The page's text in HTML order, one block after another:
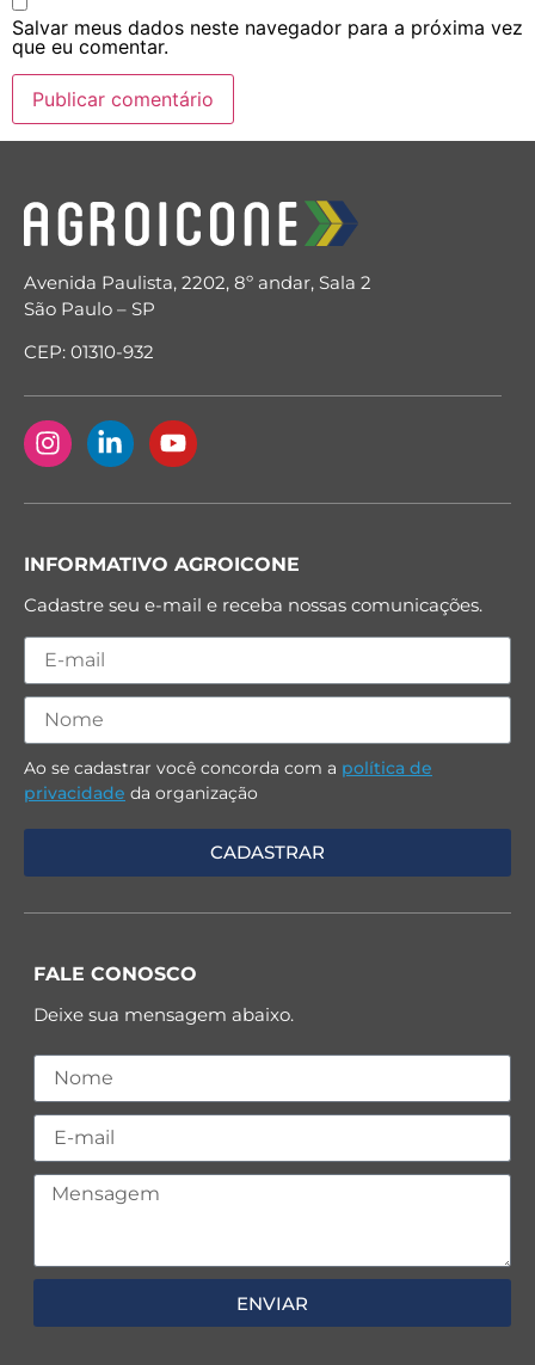
Salvar meus dados neste navegador para a próxima vez
que eu comentar.
Avenida Paulista, 2202, 8º andar, Sala 2
São Paulo – SP
CEP: 01310-932
INFORMATIVO AGROICONE
Cadastre seu e-mail e receba nossas comunicações.
Ao se cadastrar você concorda com a política de
privacidade da organização
FALE CONOSCO
Deixe sua mensagem abaixo.
ENVIAR